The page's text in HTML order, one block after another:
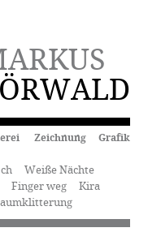
Zeichnung Grafik
Weiße Nächte
Finger weg
Kira